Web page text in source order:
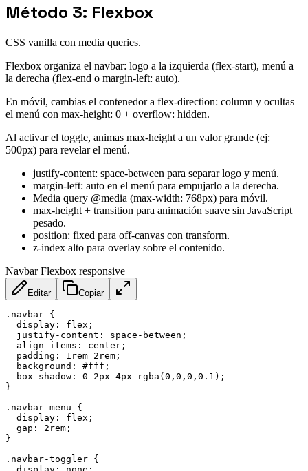
Método 3: Flexbox
CSS vanilla con media queries.
Flexbox organiza el navbar: logo a la izquierda (flex-start), menú a
la derecha (flex-end o margin-left: auto).
En móvil, cambias el contenedor a flex-direction: column y ocultas
el menú con max-height: 0 + overflow: hidden.
Al activar el toggle, animas max-height a un valor grande (ej:
500px) para revelar el menú.
justify-content: space-between para separar logo y menú.
margin-left: auto en el menú para empujarlo a la derecha.
Media query @media (max-width: 768px) para móvil.
max-height + transition para animación suave sin JavaScript
pesado.
position: fixed para off-canvas con transform.
z-index alto para overlay sobre el contenido.
Navbar Flexbox responsive
Editar Copiar
.navbar {
display : flex ;
justify-content : space-between ;
align-items : center ;
padding : 1rem 2rem ;
background : #fff ;
box-shadow : 0 2px 4px rgba (0 , 0 , 0 , 0.1 ) ;
}
.navbar-menu
{
display : flex ;
gap : 2rem ;
}
.navbar-toggler {